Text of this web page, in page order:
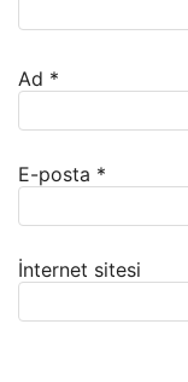
Ad *
E-posta *
İnternet sitesi